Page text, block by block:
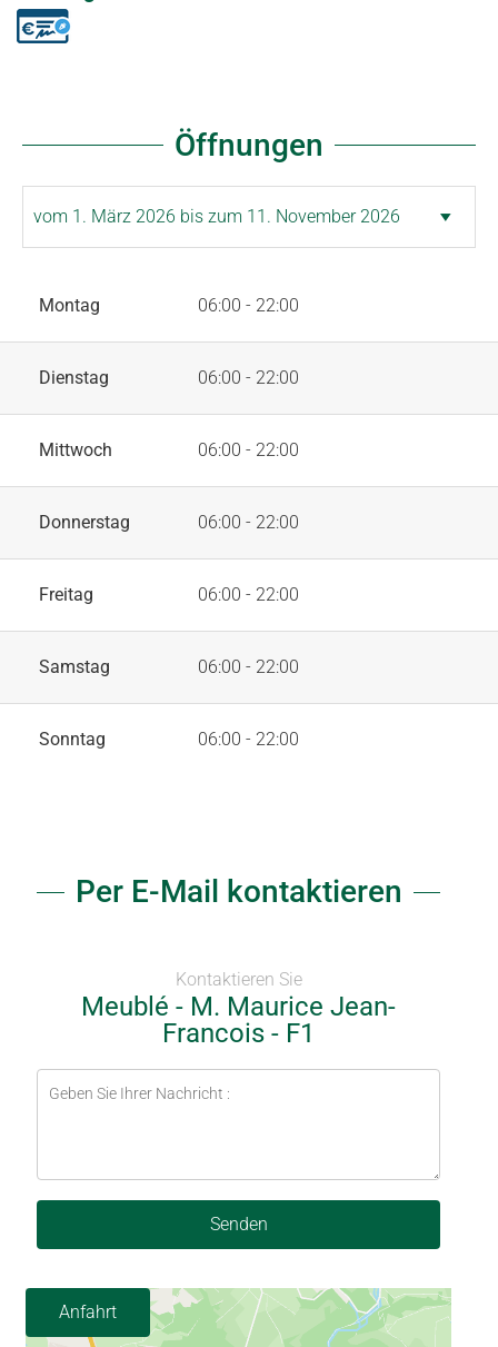
Öffnungen
Montag 06:00 - 22:00
Dienstag 06:00 - 22:00
Mittwoch 06:00 - 22:00
Donnerstag 06:00 - 22:00
Freitag 06:00 - 22:00
Samstag 06:00 - 22:00
Sonntag 06:00 - 22:00
Per E-Mail kontaktieren
Kontaktieren Sie
Meublé - M. Maurice Jean-
Francois - F1
Senden
Anfahrt